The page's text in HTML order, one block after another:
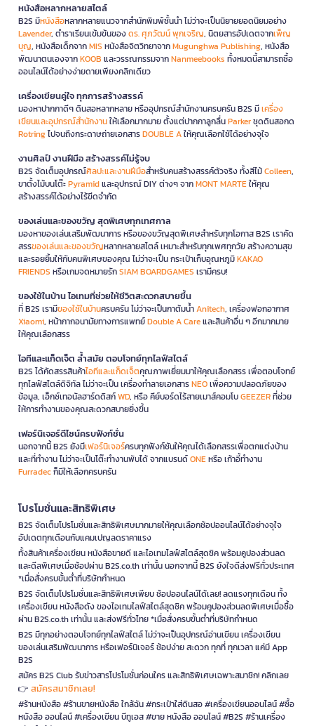
หนังสือหลากหลายสไตล์
B2S มีหนังสือหลากหลายแนวจากสำนักพิมพ์ชั้นนำ ไม่ว่าจะเป็นนิยายยอดนิยมอย่าง
Lavender, ตำราเรียนเข้มข้นของดร. ศุภวัฒน์ พุกเจริญ, นิตยสารอัปเดตจากเพ็ญ
บุญ, หนังสือเด็กจากMIS หนังสือจิตวิทยาจากMugunghwa Publishing, หนังสือ
พัฒนาตนเองจากKOOB และวรรณกรรมจากNanmeebooks ทั้งหมดนี้สามารถซื้อ
ออนไลน์ได้อย่างง่ายดายเพียงคลิกเดียว
เครื่องเขียนคู่ใจ ทุกการสร้างสรรค์
มองหาปากกาดีๆ ดินสอหลากหลาย หรืออุปกรณ์สำนักงานครบครัน B2S มีเครื่อง
เขียนและอุปกรณ์สำนักงานให้เลือกมากมาย ตั้งแต่ปากกาลูกลื่นParkerชุดดินสอกด
Rotringไปจนถึงกระดาษถ่ายเอกสารDOUBLE Aให้คุณเลือกใช้ได้อย่างจุใจ
งานศิลป์ งานฝีมือ สร้างสรรค์ไม่รู้จบ
B2S จัดเต็มอุปกรณ์ศิลปะและงานฝีมือสำหรับคนสร้างสรรค์ตัวจริง ทั้งสีไม้Colleen,
ขาตั้งไม้บนโต๊ะPyramidและอุปกรณ์ DIY ต่างๆ จากMONT MARTEให้คุณ
สร้างสรรค์ได้อย่างไร้ขีดจำกัด
ของเล่นและของขวัญ สุดพิเศษทุกเทศกาล
มองหาของเล่นเสริมพัฒนาการ หรือของขวัญสุดพิเศษสำหรับทุกโอกาส B2S เราคัด
สรรของเล่นและของขวัญหลากหลายสไตล์ เหมาะสำหรับทุกเพศทุกวัย สร้างความสุข
และรอยยิ้มให้กับคนพิเศษของคุณ ไม่ว่าจะเป็น กระเป๋าเก็บอุณหภูมิKAKAO
FRIENDS หรือเกมจดหมายรักSIAM BOARDGAMES เรามีครบ!
ของใช้ในบ้าน ไอเทมที่ช่วยให้ชีวิตสะดวกสบายขึ้น
ที่ B2S เรามีของใช้ในบ้านครบครัน ไม่ว่าจะเป็นกาต้มน้ำAnitech, เครื่องฟอกอากาศ
Xiaomi, หน้ากากอนามัยทางการแพทย์Double A Careและสินค้าอื่น ๆ อีกมากมาย
ให้คุณเลือกสรร
ไอทีและแก็ดเจ็ต ล้ำสมัย ตอบโจทย์ทุกไลฟ์สไตล์
B2S ได้คัดสรรสินค้าไอทีและแก็ดเจ็ตคุณภาพเยี่ยมมาให้คุณเลือกสรร เพื่อตอบโจทย์
ทุกไลฟ์สไตล์ดิจิทัล ไม่ว่าจะเป็น เครื่องทำลายเอกสารNEOเพื่อความปลอดภัยของ
ข้อมูล, เอ็กซ์เทอนัลฮาร์ดดิสก์WD, หรือ คีย์บอร์ดไร้สายเมาส์คอมโบGEEZERที่ช่วย
ให้การทำงานของคุณสะดวกสบายยิ่งขึ้น
เฟอร์นิเจอร์ดีไซน์ครบฟังก์ชั่น
นอกจากนี้ B2S ยังมีเฟอร์นิเจอร์ครบทุกฟังก์ชันให้คุณได้เลือกสรรเพื่อตกแต่งบ้าน
และที่ทำงาน ไม่ว่าจะเป็นโต๊ะทำงานพับได้ จากแบรนด์ONEหรือ เก้าอี้ทำงาน
Furradecก็มีให้เลือกครบครัน
โปรโมชั่นและสิทธิพิเศษ
B2S จัดเต็มโปรโมชั่นและสิทธิพิเศษมากมายให้คุณเลือกช้อปออนไลน์ได้อย่างจุใจ
อัปเดตทุกเดือนกับแคมเปญลดราคาแรง
ทั้งสินค้าเครื่องเขียน หนังสือขายดี และไอเทมไลฟ์สไตล์สุดชิค พร้อมคูปองส่วนลด
และดีลพิเศษเมื่อช้อปผ่าน B2S.co.th เท่านั้น นอกจากนี้ B2S ยังใจดีส่งฟรีทั่วประเทศ
*เมื่อสั่งครบขั้นต่ำที่บริษัทกำหนด
B2S จัดเต็มโปรโมชั่นและสิทธิพิเศษเพียบ ช้อปออนไลน์ได้เลย! ลดแรงทุกเดือน ทั้ง
เครื่องเขียน หนังสือดัง ของไอเทมไลฟ์สไตล์สุดชิค พร้อมคูปองส่วนลดพิเศษเมื่อซื้อ
ผ่าน B2S.co.th เท่านั้น และส่งฟรีทั่วไทย *เมื่อสั่งครบขั้นต่ำที่บริษัทกำหนด
B2S มีทุกอย่างตอบโจทย์ทุกไลฟ์สไตล์ ไม่ว่าจะเป็นอุปกรณ์อ่านเขียน เครื่องเขียน
ของเล่นเสริมพัฒนาการ หรือเฟอร์นิเจอร์ ช้อปง่าย สะดวก ทุกที่ ทุกเวลา แค่มี App
B2S
สมัคร B2S Club รับข่าวสารโปรโมชั่นก่อนใคร และสิทธิพิเศษเฉพาะสมาชิก! คลิกเลย
👉 สมัครสมาชิกเลย!
#ร้านหนังสือ #ร้านขายหนังสือ ใกล้ฉัน #กระเป๋าใส่ดินสอ #เครื่องเขียนออนไลน์ #ซื้อ
หนังสือ ออนไลน์ #เครื่องเขียน บีทูเอส #ขาย หนังสือ ออนไลน์ #B2S #ร้านเครื่อง